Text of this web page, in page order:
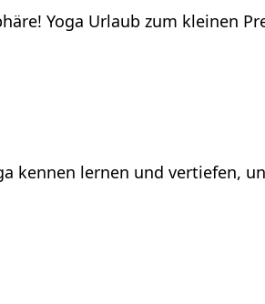
Yoga Urlaub zum kleinen
kennen lernen und vertiefen,